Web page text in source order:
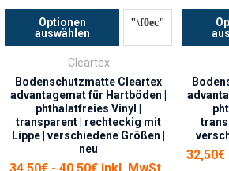
Optionen
auswählen
Cleartex
Bodenschutzmatte Cleartex
advantagemat für Hartböden |
phthalatfreies Vinyl |
transparent | rechteckig mit
Lippe | verschiedene Größen |
neu
32,50€